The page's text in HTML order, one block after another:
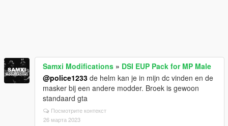
Samxi Modifications » DSI EUP Pack for MP Male
@police1233 de helm kan je in mijn dc vinden en de
masker bij een andere modder. Broek is gewoon
standaard gta
Посмотрите контекст
26 марта 2023